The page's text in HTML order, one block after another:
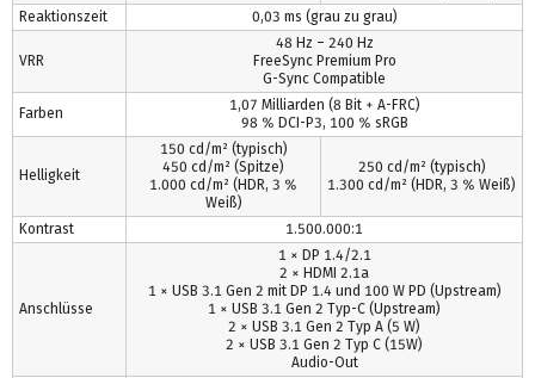
Reaktionszeit
0,03 ms (grau zu grau)
VRR
48 Hz – 240 Hz
FreeSync Premium Pro
G-Sync Compatible
Farben
1,07 Milliarden (8 Bit + A-FRC)
98 % DCI-P3, 100 % sRGB
Helligkeit
150 cd/m² (typisch)
450 cd/m² (Spitze)
1.000 cd/m² (HDR, 3 %
Weiß)
250 cd/m² (typisch)
1.300 cd/m² (HDR, 3 % Weiß)
Kontrast 1.500.000:1
Anschlüsse
1 × DP 1.4/2.1
2 × HDMI 2.1a
1 × USB 3.1 Gen 2 mit DP 1.4 und 100 W PD (Upstream)
1 × USB 3.1 Gen 2 Typ-C (Upstream)
2 × USB 3.1 Gen 2 Typ A (5 W)
2 × USB 3.1 Gen 2 Typ C (15W)
Audio-Out